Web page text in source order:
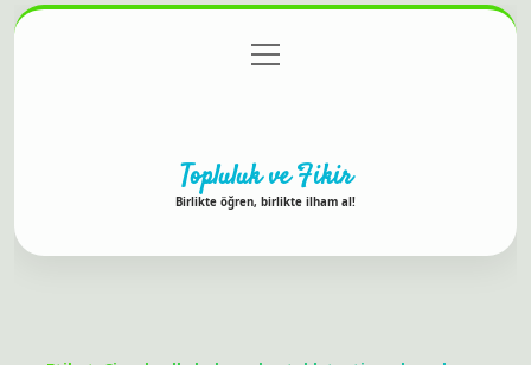
Gizlilik Politikası
menüyü
aç
Topluluk ve Fikir
Birlikte öğren, birlikte ilham al!